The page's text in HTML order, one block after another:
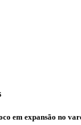
em expansão no